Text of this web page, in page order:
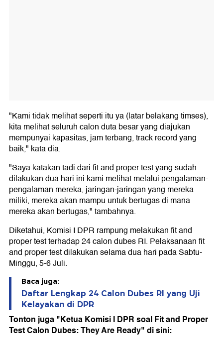
"Kami tidak melihat seperti itu ya (latar belakang timses),
kita melihat seluruh calon duta besar yang diajukan
mempunyai kapasitas, jam terbang, track record yang
baik," kata dia.
"Saya katakan tadi dari fit and proper test yang sudah
dilakukan dua hari ini kami melihat melalui pengalaman-
pengalaman mereka, jaringan-jaringan yang mereka
miliki, mereka akan mampu untuk bertugas di mana
mereka akan bertugas," tambahnya.
Diketahui, Komisi I DPR rampung melakukan fit and
proper test terhadap 24 calon dubes RI. Pelaksanaan fit
and proper test dilakukan selama dua hari pada Sabtu-
Minggu, 5-6 Juli.
Baca juga:
Daftar Lengkap 24 Calon Dubes RI yang Uji
Kelayakan di DPR
Tonton juga "Ketua Komisi I DPR soal Fit and Proper
Test Calon Dubes: They Are Ready" di sini: